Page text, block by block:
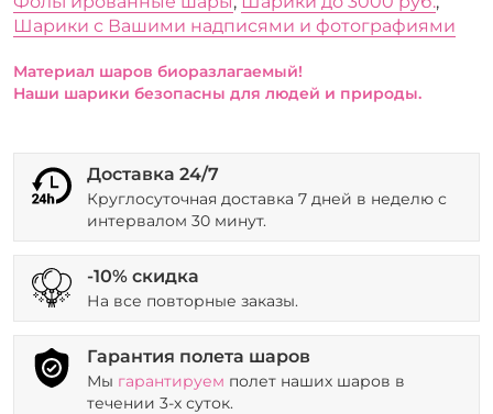
Шарики с Вашими надписями и фотографиями
Материал шаров биоразлагаемый!
Наши шарики безопасны для людей и природы.
Доставка 24/7
Круглосуточная доставка 7 дней в неделю с
интервалом 30 минут.
-10% скидка
На все повторные заказы.
Гарантия полета шаров
Мы гарантируем полет наших шаров в
течении 3-х суток.